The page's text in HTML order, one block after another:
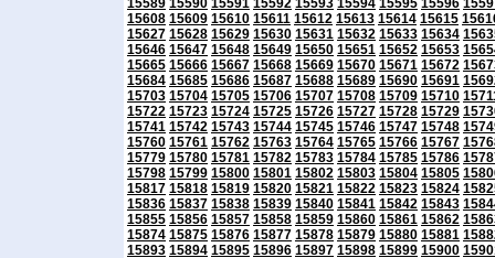
15589 15590 15591 15592 15593 15594 15595 15596
15608 15609 15610 15611 15612 15613 15614 15615
15627 15628 15629 15630 15631 15632 15633 15634
15646 15647 15648 15649 15650 15651 15652 15653
15665 15666 15667 15668 15669 15670 15671 15672
15684 15685 15686 15687 15688 15689 15690 15691
15703 15704 15705 15706 15707 15708 15709 15710
15722 15723 15724 15725 15726 15727 15728 15729
15741 15742 15743 15744 15745 15746 15747 15748
15760 15761 15762 15763 15764 15765 15766 15767
15779 15780 15781 15782 15783 15784 15785 15786
15798 15799 15800 15801 15802 15803 15804 15805
15817 15818 15819 15820 15821 15822 15823 15824
15836 15837 15838 15839 15840 15841 15842 15843
15855 15856 15857 15858 15859 15860 15861 15862
15874 15875 15876 15877 15878 15879 15880 15881
15893 15894 15895 15896 15897 15898 15899 15900